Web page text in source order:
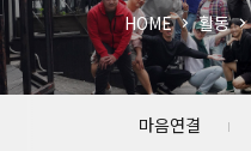
HOME 활동
마음연결